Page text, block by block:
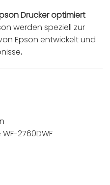
Drucker optimiert
werden speziell zur
Epson entwickelt und
.
2760DWF